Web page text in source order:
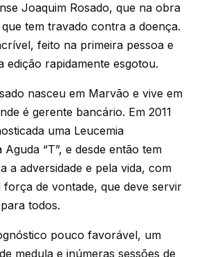
Joaquim Rosado, que na obra
tem travado contra a doença.
feito na primeira pessoa e
edição rapidamente esgotou.
nasceu em Marvão e vive em
é gerente bancário. Em 2011
uma Leucemia
Aguda “T”, e desde então tem
a adversidade e pela vida, com
força de vontade, que deve servir
todos.
pouco favorável, um
medula e inúmeras sessões de